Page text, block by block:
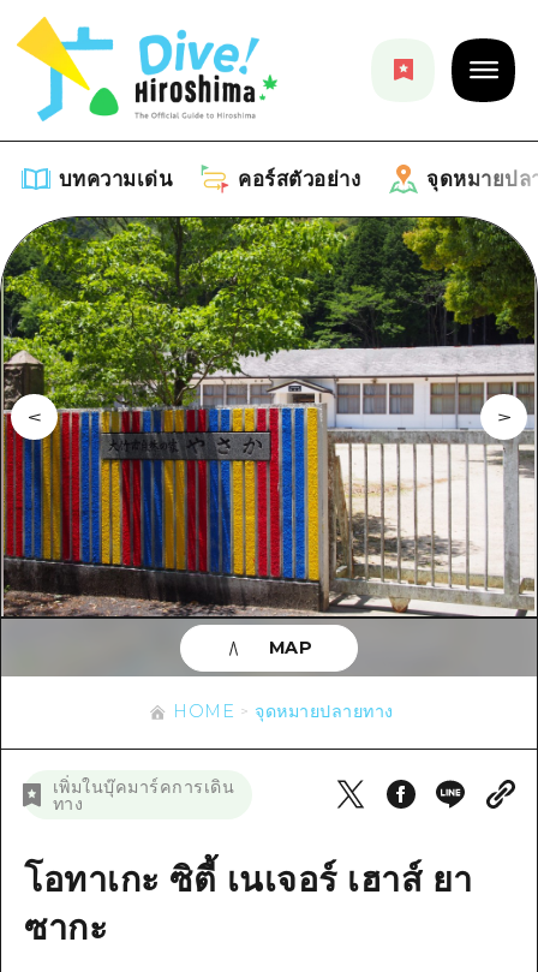
บทความเด่น คอร์สตัวอย่าง จุดหมายปล
บทความเด่น
รายการ
คำแนะนำ
ศิลปะ
งานอีเว้นท์ / เทศกาล
อาหารรสเลิศ / สุรา
การปั่นจักรยาน
ช้อปปิ้ง
กีฬา
สถานบันเทิงยามค่ำคืน
มาตรฐาน
คอร์สตัวอย่าง
รายการ
คู่มือ Dive! Hiroshima
ฮิโรชิม่า โมชิ โมชิ ทราเวล
บริเวณรอบเมืองฮิโรชิม่า
อากิ
บิงโก
บริเวณรอบๆ มิยาจิมะ
จุดหมายปลายทาง
รายการ
บริเวณรอบเมืองฮิโรชิม่า
อากิ
บิงโก
บิโฮคุ
เกโฮคุ
จังหวัดเอฮิเมะ
อีเว้นท์
ข้อมูลตามฤดูกาล
ข้อมูลที่เป็นประโยชน์
รายการ
เข้าถึงเข้าถึง
สรุปการจราจรรอง
ตั๋วเที่ยวคุ้มค่าตั๋วเที่ยวคุ้มค่า
ข่าว
HOME จุดหมายปลายทาง
เพิ่มในบุ๊คมาร์คการเดิน
ทาง
โอทาเกะ ซิตี้ เนเจอร์ เฮาส์ ยา
ซากะ
MAP